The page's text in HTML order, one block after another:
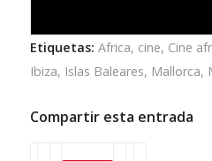
Etiquetas: Africa, cine, Cine
Ibiza, Islas Baleares, Mallorca,
Compartir esta entrada